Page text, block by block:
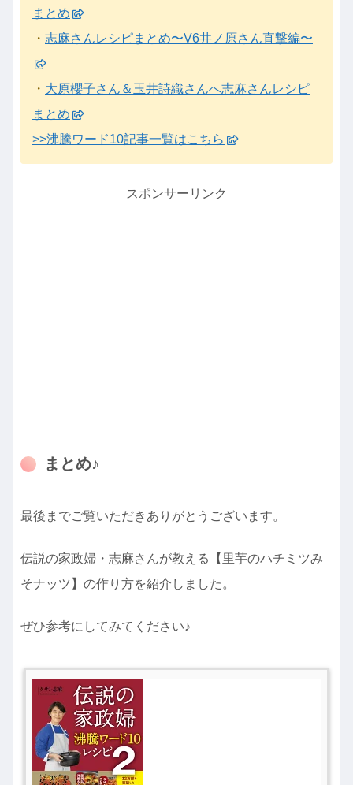
まとめ
・ 志麻さんレシピまとめ〜V6井ノ原さん直撃編〜
・ 大原櫻子さん＆玉井詩織さんへ志麻さんレシピ
まとめ
>>沸騰ワード10記事一覧はこちら
スポンサーリンク
まとめ♪
最後までご覧いただきありがとうございます。
伝説の家政婦・志麻さんが教える【里芋のハチミツみ
そナッツ】の作り方を紹介しました。
ぜひ参考にしてみてください♪